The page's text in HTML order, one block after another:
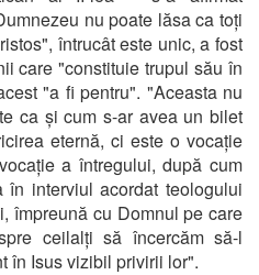
nu poate lăsa ca toți
întrucât este unic, a fost
care "constituie trupul său în
"a fi pentru". "Aceasta nu
ca și cum s-ar avea un bilet
eternă, ci este o vocație
a întregului, după cum
interviul acordat teologului
împreună cu Domnul pe care
ceilalți să încercăm să-l
în Isus vizibil privirii lor".